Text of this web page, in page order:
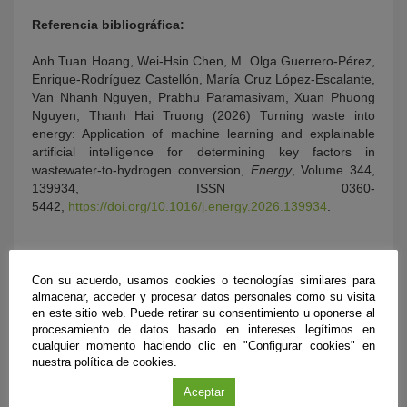
Referencia bibliográfica:
Anh Tuan Hoang, Wei-Hsin Chen, M. Olga Guerrero-Pérez,
Enrique-Rodríguez Castellón, María Cruz López-Escalante,
Van Nhanh Nguyen, Prabhu Paramasivam, Xuan Phuong
Nguyen, Thanh Hai Truong (2026) Turning waste into
energy: Application of machine learning and explainable
artificial intelligence for determining key factors in
wastewater-to-hydrogen conversion, Energy, Volume 344,
139934, ISSN 0360-
5442, https://doi.org/10.1016/j.energy.2026.139934
Con su acuerdo, usamos cookies o tecnologías similares para
almacenar, acceder y procesar datos personales como su visita
en este sitio web. Puede retirar su consentimiento u oponerse al
procesamiento de datos basado en intereses legítimos en
cualquier momento haciendo clic en "Configurar cookies" en
nuestra política de cookies.
Aceptar